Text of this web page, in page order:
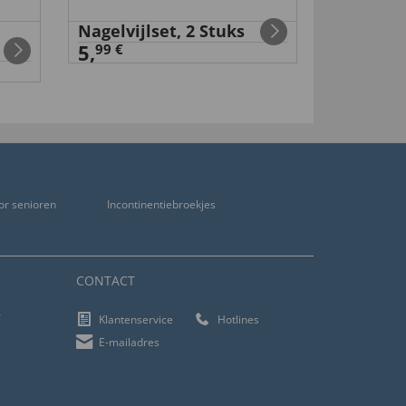
Nagelvijlset, 2 Stuks
5,99 €
senioren Incontinentiebroekjes
CONTACT
Klantenservice
Hotlines
E-mailadres